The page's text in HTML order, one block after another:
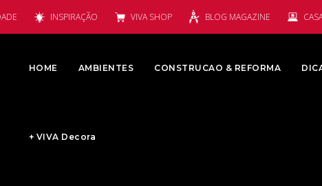
INSPIRAÇÃO VIVA SHOP BLOG MAGAZINE
HOME AMBIENTES CONSTRUCAO & REFORMA
+ VIVA Decora